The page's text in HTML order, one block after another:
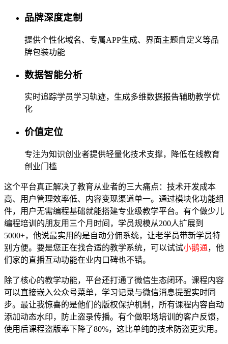
品牌深度定制
提供个性化域名、专属APP生成、界面主题自定义等品
牌包装功能
数据智能分析
实时追踪学员学习轨迹，生成多维数据报告辅助教学优
化
价值定位
专注为知识创业者提供轻量化技术支撑，降低在线教育
创业门槛
这个平台真正解决了教育从业者的三大痛点：技术开发成本
高、用户管理效率低、内容变现渠道单一。通过模块化功能组
件，用户无需编程基础就能搭建专业级教学平台。有个做少儿
编程培训的朋友用三个月时间，学员规模从200人扩展到
5000+，他说最实用的是自动分佣系统，让老学员带新学员特
别方便。要是您正在找合适的教学系统，可以试试小鹅通，他
们家的直播互动功能在业内口碑也不错。
除了核心的教学功能，平台还打通了微信生态闭环。课程内容
可以直接嵌入公众号菜单，学习记录与微信消息提醒实时同
步。最让我惊喜的是他们的版权保护机制，所有课程内容自动
添加动态水印，防止盗录传播。有个做职场培训的客户反馈，
使用后课程盗版率下降了80%，这比单纯的技术防盗更实用。